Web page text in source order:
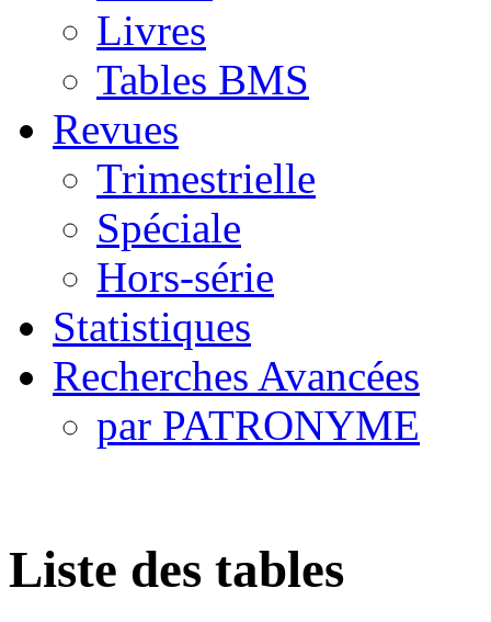
Livres
Tables BMS
Revues
Trimestrielle
Spéciale
Hors-série
Statistiques
Recherches Avancées
par PATRONYME
Liste des tables